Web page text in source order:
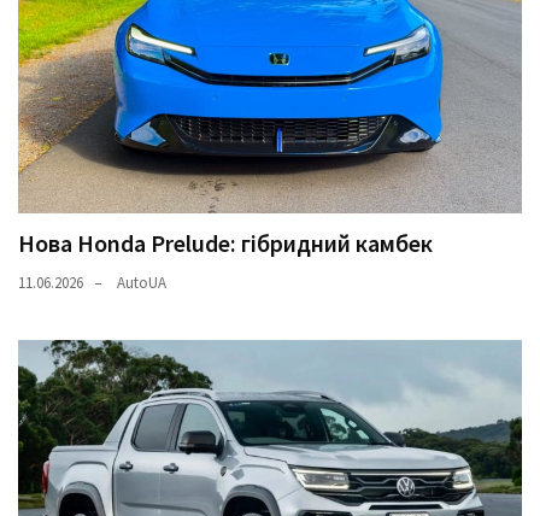
Нова Honda Prelude: гібридний камбек
11.06.2026 AutoUA